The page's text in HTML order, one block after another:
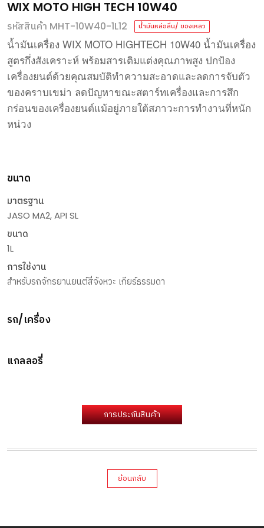
WIX MOTO HIGH TECH 10W40
รหัสสินค้า MHT-10W40-1L12 น้ำมันหล่อลื่น/ ของเหลว
น้ำมันเครื่อง WIX MOTO HIGHTECH 10W40 น้ำมันเครื่อง
สูตรกึ่งสังเคราะห์ พร้อมสารเติมแต่งคุณภาพสูง ปกป้อง
เครื่องยนต์ด้วยคุณสมบัติทำความสะอาดและลดการจับตัว
ของคราบเขม่า ลดปัญหาขณะสตาร์ทเครื่องและการสึก
กร่อนของเครื่องยนต์แม้อยู่ภายใต้สภาวะการทำงานที่หนัก
หน่วง
ขนาด
มาตรฐาน
JASO MA2, API SL
ขนาด
1L
การใช้งาน
สำหรับรถจักรยานยนต์สี่จังหวะ เกียร์ธรรมดา
รถ/เครื่อง
แกลลอรี่
การประกันสินค้า
ย้อนกลับ